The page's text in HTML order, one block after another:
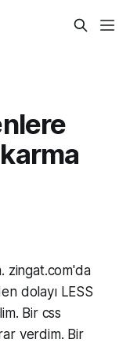
zingat.com'da
dolayı LESS
Bir css
verdim. Bir